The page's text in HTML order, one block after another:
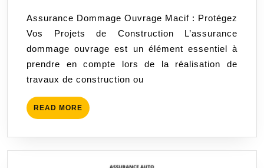
l’Assurance
Dommage
Ouvrage
Macif
Assurance Dommage Ouvrage Macif : Protégez
Vos Projets de Construction L’assurance
dommage ouvrage est un élément essentiel à
prendre en compte lors de la réalisation de
travaux de construction ou
READ MORE READ
MORE